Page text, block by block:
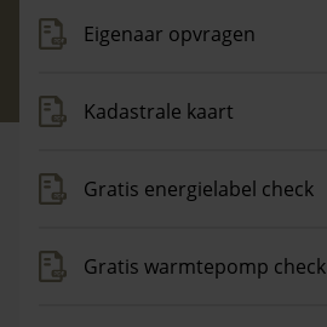
Eigenaar opvragen
Kadastrale kaart
Gratis energielabel check
Gratis warmtepomp check